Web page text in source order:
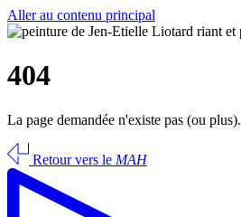
Aller au contenu principal
404
La page demandée n'existe pas (ou plus).
Retour vers le MAH